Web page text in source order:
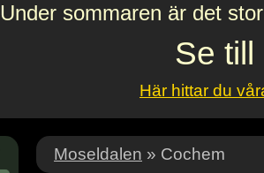
Under sommaren är det
Se till
Här hittar du
Moseldalen » Cochem